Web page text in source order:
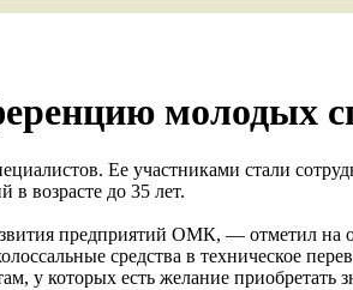
молодых
Ее участниками стали
возрасте до 35 лет.
предприятий ОМК, — отметил на
средства в техническое
у которых есть желание приобретать